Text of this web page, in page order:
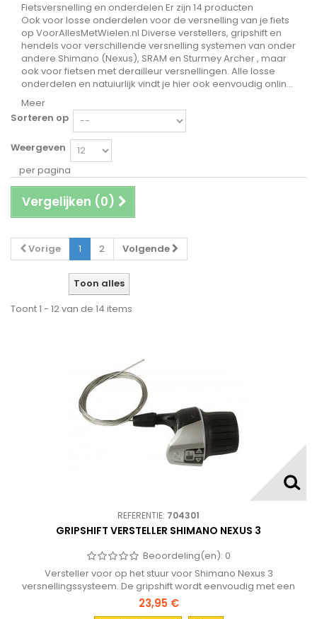
Fietsversnelling en onderdelen Er zijn 14 producten
Ook voor losse onderdelen voor de versnelling van je fiets
op VoorAllesMetWielen.nl Diverse verstellers, gripshift en
hendels voor verschillende versnelling systemen van onder
andere Shimano (Nexus), SRAM en Sturmey Archer , maar
ook voor fietsen met derailleur versnellingen. Alle losse
onderdelen en natuiurlijk vindt je hier ook eenvoudig onlin...
Meer
Sorteren op
Weergeven
per pagina
Vergelijken (0)
Vorige 1 2 Volgende
Toon alles
Toont 1 - 12 van de 14 items
REFERENTIE: 704301
GRIPSHIFT VERSTELLER SHIMANO NEXUS 3
Beoordeling(en): 0
Versteller voor op het stuur voor Shimano Nexus 3
versnellingssysteem. De gripshift wordt eenvoudig met een
inbusbout op het stuur van de fiets gemonteerd en heeft een
helder glaasje met de versnelling waarin de fiets staat.
23,95 €